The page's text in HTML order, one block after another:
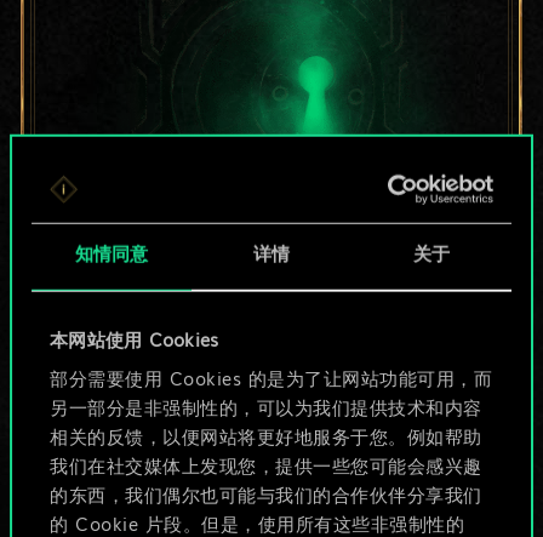
知情同意 详情 关于
本网站使用 Cookies
部分需要使用 Cookies 的是为了让网站功能可用，而
另一部分是非强制性的，可以为我们提供技术和内容
相关的反馈，以便网站将更好地服务于您。例如帮助
我们在社交媒体上发现您，提供一些您可能会感兴趣
的东西，我们偶尔也可能与我们的合作伙伴分享我们
的 Cookie 片段。但是，使用所有这些非强制性的
目前只是分享了一套
牌，但能做的不止这
些！
给牌组命名并撰写攻略